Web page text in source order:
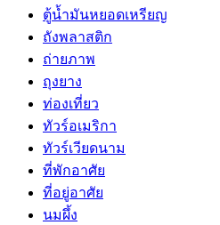
ตู้น้ำมันหยอดเหรียญ
ถังพลาสติก
ถ่ายภาพ
ถุงยาง
ท่องเที่ยว
ทัวร์อเมริกา
ทัวร์เวียดนาม
ที่พักอาศัย
ที่อยู่อาศัย
นมผึ้ง